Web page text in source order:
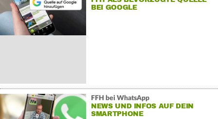
BEI GOOGLE
FFH bei WhatsApp
NEWS UND INFOS AUF DEIN
SMARTPHONE